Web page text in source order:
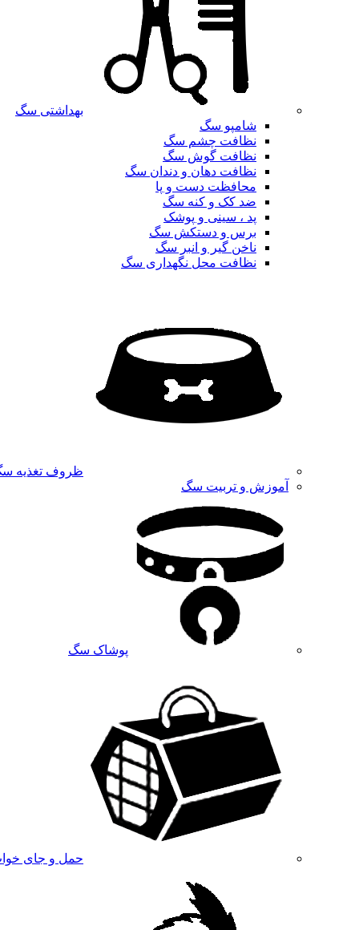
بهداشتی سگ
شامپو سگ
نظافت چشم سگ
نظافت گوش سگ
نظافت دهان و دندان سگ
محافظت دست و پا
ضد کک و کنه سگ
پد ، سینی و پوشک
برس و دستکش سگ
ناخن گیر و انبر سگ
نظافت محل نگهداری سگ
ظروف تغذیه
آموزش و تربیت سگ
پوشاک سگ
حمل و جای